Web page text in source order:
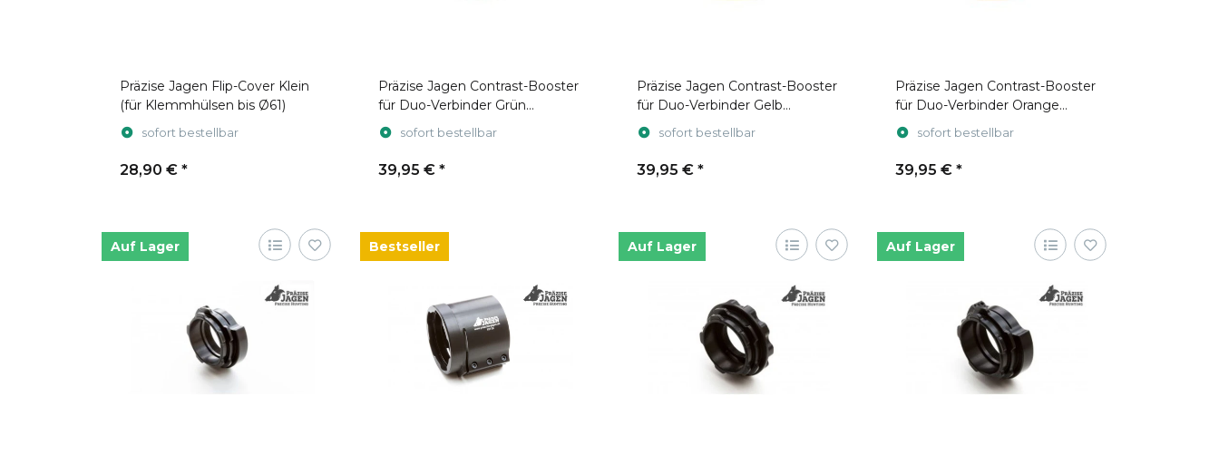
Präzise Jagen Flip-Cover Klein
(für Klemmhülsen bis Ø61)
sofort bestellbar
28,90 € *
Präzise Jagen Contrast-Booster
für Duo-Verbinder Grün
(Stecksystem)
sofort bestellbar
39,95 € *
Präzise Jagen Contrast-Booster
für Duo-Verbinder Gelb
(Stecksystem)
sofort bestellbar
39,95 € *
Präzise Jagen Contrast-Booster
für Duo-Verbinder Orange
(Stecksystem)
sofort bestellbar
39,95 € *
Auf Lager Bestseller Auf Lager Auf Lager